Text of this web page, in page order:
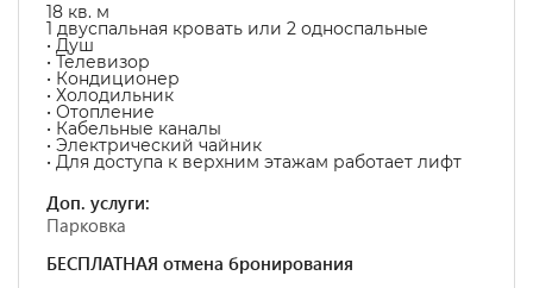
18 кв. м
1 двуспальная кровать или 2 односпальные
• Душ
• Телевизор
• Кондиционер
• Холодильник
• Отопление
• Кабельные каналы
• Электрический чайник
• Для доступа к верхним этажам работает лифт
Доп. услуги:
Парковка
БЕСПЛАТНАЯ отмена бронирования